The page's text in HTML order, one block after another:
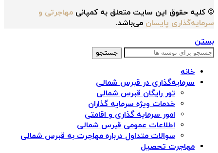
© کلیه حقوق این سایت متعلق به کمپانی مهاجرتی و
سرمایه‌گذاری پایسان می‌باشد.
بستن
جستجو
خانه
سرمایه‌گذاری در قبرس شمالی
تور رایگان قبرس شمالی
خدمات ویژه سرمایه گذاران
امور سرمایه گذاری و اقامتی
اطلاعات عمومی قبرس شمالی
سوالات متداول درباره مهاجرت به قبرس شمالی
مهاجرت تحصیل